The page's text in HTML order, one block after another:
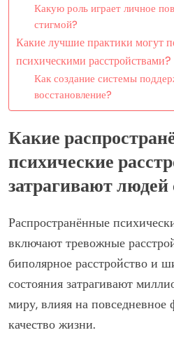
Какую роль играет личное
стигмой?
Какие лучшие практики могут
психическими расстройствами?
Как создание системы
восстановление?
Какие
психические
затрагивают людей
Распространённые
включают тревожные
биполярное расстройство и
состояния затрагивают
миру, влияя на
качество жизни.